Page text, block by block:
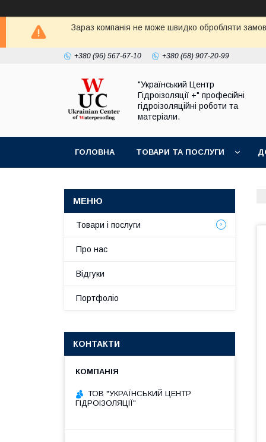
Зараз компанія не може швидко обробляти
+380 (96) 567-67-10 +380 (68) 907-20-99
"Український Центр
Гідроізоляції +" професійні
гідроізоляційні роботи та
матеріали.
ГОЛОВНА ТОВАРИ ТА ПОСЛУГИ
Товари і послуги
Про нас
Відгуки
Портфоліо
КОНТАКТИ
ТОВ "УКРАЇНСЬКИЙ ЦЕНТР
ГІДРОІЗОЛЯЦІЇ"